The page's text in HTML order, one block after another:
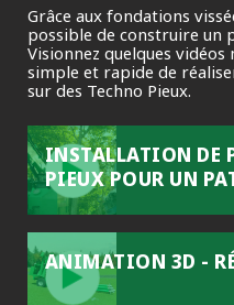
Grâce aux fondations
possible de construire un
Visionnez quelques
simple et rapide de
sur des Techno Pieux.
INSTALLATION DE
PIEUX POUR UN
ANIMATION 3D -